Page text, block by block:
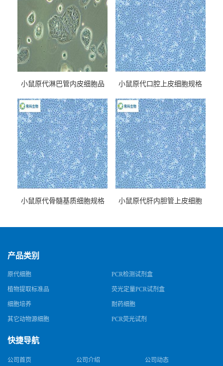
小鼠原代淋巴管内皮细胞品
小鼠原代口腔上皮细胞规格
小鼠原代骨髓基质细胞规格
小鼠原代肝内胆管上皮细胞
产品类别
原代细胞 PCR检测试剂盒
植物提取标准品 荧光定量PCR试剂盒
细胞培养 耐药细胞
其它动物源细胞 PCR荧光试剂
快捷导航
公司首页 公司介绍 公司动态